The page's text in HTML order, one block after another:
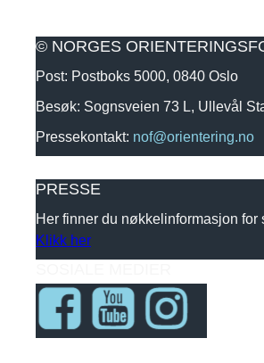
© NORGES
Post: Postboks 5000, 0840 Oslo
Besøk: Sognsveien 73 L, Ullevål
Pressekontakt: nof@orientering.no
PRESSE
Her finner du nøkkelinformasjon
Klikk her